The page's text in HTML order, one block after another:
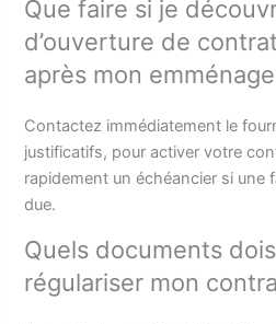
Que faire si je
d’ouverture de
après mon
Contactez immédiatement le
justificatifs, pour activer votre
rapidement un échéancier si une
due.
Quels documents
régulariser mon